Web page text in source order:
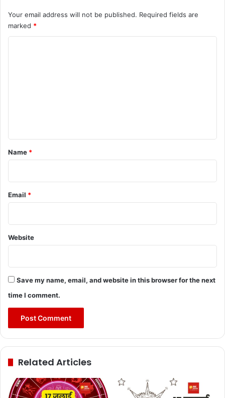
Your email address will not be published. Required fields are
marked *
*
Name *
Email *
Website
Save my name, email, and website in this browser for the next
time I comment.
Related Articles